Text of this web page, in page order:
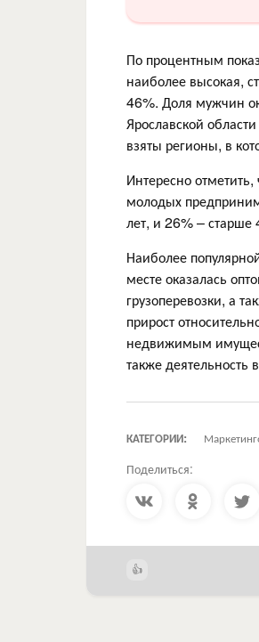
По процентным
наиболее высокая,
46%. Доля мужчин
Ярославской
взяты регионы, в
Интересно
молодых
лет, и 26% – старше
Наиболее
месте оказалась
грузоперевозки, а
прирост
недвижимым
также деятельность
КАТЕГОРИИ:
Поделиться: